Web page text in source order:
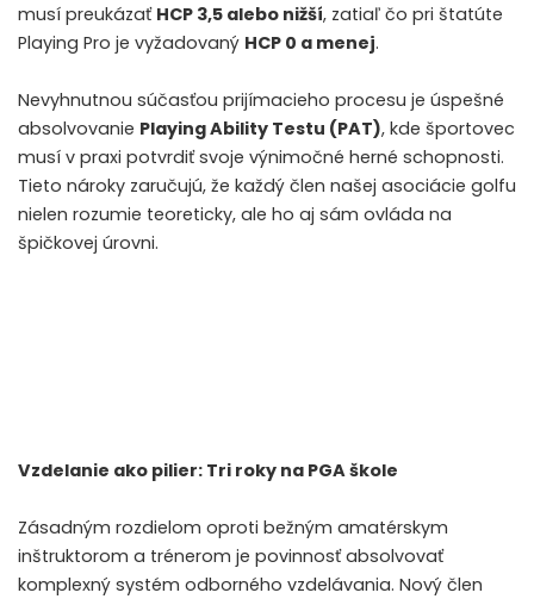
musí preukázať HCP 3,5 alebo nižší, zatiaľ čo pri štatúte
Playing Pro je vyžadovaný HCP 0 a menej.
Nevyhnutnou súčasťou prijímacieho procesu je úspešné
absolvovanie Playing Ability Testu (PAT), kde športovec
musí v praxi potvrdiť svoje výnimočné herné schopnosti.
Tieto nároky zaručujú, že každý člen našej asociácie golfu
nielen rozumie teoreticky, ale ho aj sám ovláda na
špičkovej úrovni.
Vzdelanie ako pilier: Tri roky na PGA škole
Zásadným rozdielom oproti bežným amatérskym
inštruktorom a trénerom je povinnosť absolvovať
komplexný systém odborného vzdelávania. Nový člen